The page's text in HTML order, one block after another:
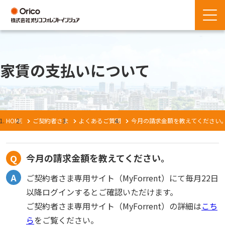
家賃の支払いについて
HOME ご契約者さま よくあるご質問 今月の請求金額を教えてください
今月の請求金額を教えてください。
ご契約者さま専用サイト（MyForrent）にて毎月22日
以降ログインするとご確認いただけます。
ご契約者さま専用サイト（MyForrent）の詳細はこち
らをご覧ください。